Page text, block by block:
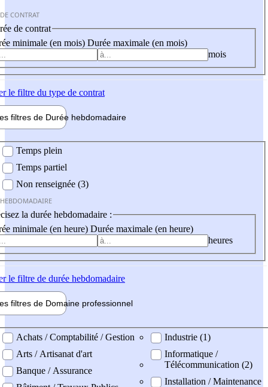
CONTRAT
de contrat
minimale (en mois) Durée maximale (en mois)
mois
le filtre du type de contrat
filtres de Durée hebdomadaire
Temps plein
Temps partiel
Non renseignée (3)
la durée hebdomadaire :
minimale (en heure) Durée maximale (en heure)
heures
le filtre de durée hebdomadaire
filtres de Domaine professionnel
professionel
Achats / Comptabilité / Gestion
Arts / Artisanat d'art
Banque / Assurance
Industrie (1)
Informatique /
Télécommunication (2)
Installation / Maintenance